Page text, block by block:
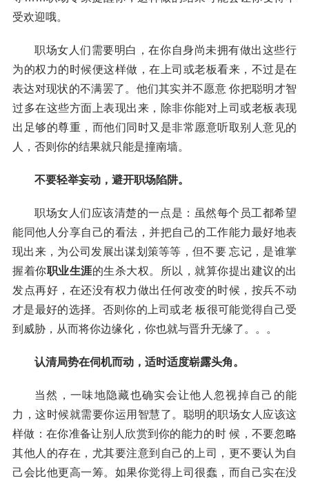
受欢迎哦。
职场女人们需要明白，在你自身尚未拥有做出这些行
为的权力的时候便这样做，在上司或老板看来，不过是在
表达对现状的不满罢了。他们其实并不愿意 你把聪明才智
过多在这些方面上表现出来，除非你能对上司或老板表现
出足够的尊重，而他们同时又是非常愿意听取别人意见的
人，否则你的结果就只能是撞南墙。
不要轻举妄动，避开职场陷阱。
职场女人们应该清楚的一点是：虽然每个员工都希望
能同他人分享自己的看法，并把自己的工作能力最好地表
现出来，为公司发展出谋划策等等，但不要 忘记，是谁掌
握着你职业生涯的生杀大权。所以，就算你提出建议的出
发点再好，在还没有权力做出任何改变的时候，按兵不动
才是最好的选择。否则你的上司或老 板很可能觉得自己受
到威胁，从而将你边缘化，你也就与晋升无缘了。。。
认清局势在伺机而动，适时适度崭露头角。
当然，一味地隐藏也确实会让他人忽视掉自己的能
力，这时候就需要你运用智慧了。聪明的职场女人应该这
样做：在你准备让别人欣赏到你的能力的时 候，不要忽略
其他人的存在，尤其要注意到自己的上司，更不要认为自
己会比他更高一筹。如果你觉得上司很蠢，而自己实在没